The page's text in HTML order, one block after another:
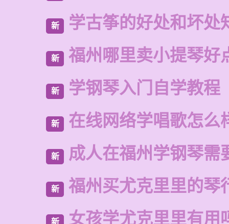
新 学古筝的好处和坏处
新 福州哪里卖小提琴好
新 学钢琴入门自学教程
新 在线网络学唱歌怎么
新 成人在福州学钢琴需
新 福州买尤克里里的琴
新 女孩学尤克里里有用